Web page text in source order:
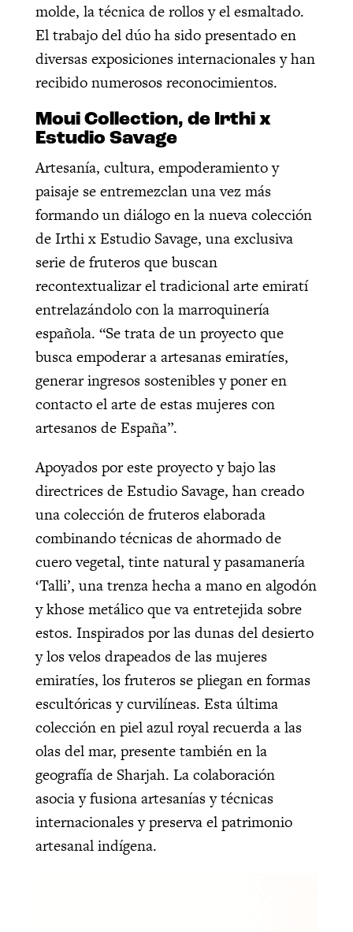
molde, la técnica de rollos y el esmaltado.
El trabajo del dúo ha sido presentado en
diversas exposiciones internacionales y han
recibido numerosos reconocimientos.
Moui Collection, de Irthi x
Estudio Savage
Artesanía, cultura, empoderamiento y
paisaje se entremezclan una vez más
formando un diálogo en la nueva colección
de Irthi x Estudio Savage, una exclusiva
serie de fruteros que buscan
recontextualizar el tradicional arte emiratí
entrelazándolo con la marroquinería
española. “Se trata de un proyecto que
busca empoderar a artesanas emiratíes,
generar ingresos sostenibles y poner en
contacto el arte de estas mujeres con
artesanos de España”.
Apoyados por este proyecto y bajo las
directrices de Estudio Savage, han creado
una colección de fruteros elaborada
combinando técnicas de ahormado de
cuero vegetal, tinte natural y pasamanería
‘Talli’, una trenza hecha a mano en algodón
y khose metálico que va entretejida sobre
estos. Inspirados por las dunas del desierto
y los velos drapeados de las mujeres
emiratíes, los fruteros se pliegan en formas
escultóricas y curvilíneas. Esta última
colección en piel azul royal recuerda a las
olas del mar, presente también en la
geografía de Sharjah. La colaboración
asocia y fusiona artesanías y técnicas
internacionales y preserva el patrimonio
artesanal indígena.